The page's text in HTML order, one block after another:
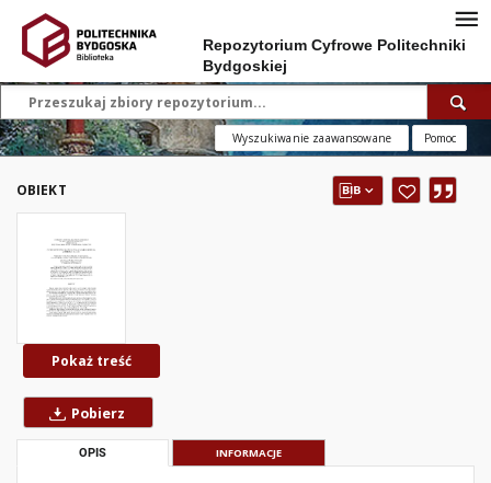
Repozytorium Cyfrowe Politechniki
Bydgoskiej
Wyszukiwanie zaawansowane Pomoc
OBIEKT
Pokaż treść
Pobierz
OPIS INFORMACJE